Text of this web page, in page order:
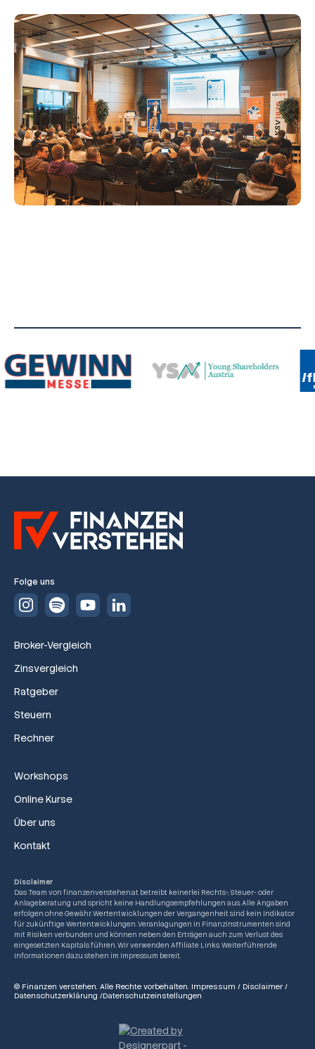
Folge uns
Broker-Vergleich
Zinsvergleich
Ratgeber
Steuern
Rechner
Workshops
Online Kurse
Über uns
Kontakt
Disclaimer
Das Team von finanzenverstehen.at betreibt keinerlei Rechts-, Steuer- oder
Anlageberatung und spricht keine Handlungsempfehlungen aus. Alle Angaben
erfolgen ohne Gewähr. Wertentwicklungen der Vergangenheit sind kein Indikator
für zukünftige Wertentwicklungen. Veranlagungen in Finanzinstrumenten sind
mit Risiken verbunden und können neben den Erträgen auch zum Verlust des
eingesetzten Kapitals führen. Wir verwenden Affiliate Links. Weiterführende
Informationen dazu stehen im Impressum bereit.
© Finanzen verstehen. Alle Rechte vorbehalten. Impressum / Disclaimer /
Datenschutzerklärung /Datenschutzeinstellungen